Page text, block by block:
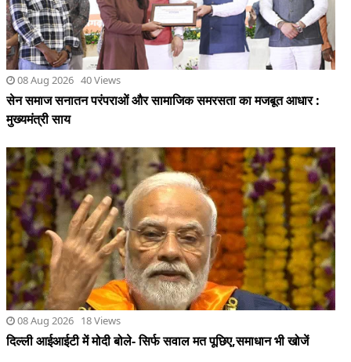
08 Aug 2026 18 Views
दिल्ली आईआईटी में मोदी बोले- सिर्फ सवाल मत पूछिए,समाधान भी खोजें